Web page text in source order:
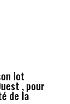
lot
, pour
de la